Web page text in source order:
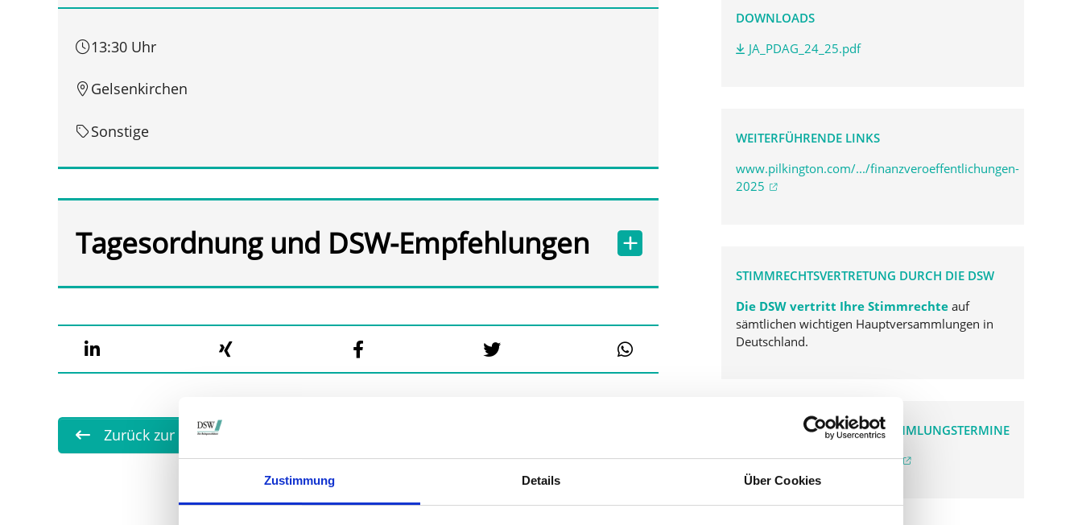
Zustimmung Details Über Cookies
13:30 Uhr
Gelsenkirchen
Sonstige
Tagesordnung und DSW-Empfehlungen
Zurück zur Übersicht
DOWNLOADS
JA_PDAG_24_25.pdf
WEITERFÜHRENDE LINKS
www.pilkington.com/.../finanzveroeffentlichungen-
2025
STIMMRECHTSVERTRETUNG DURCH DIE DSW
Die DSW vertritt Ihre Stimmrechte auf
sämtlichen wichtigen Hauptversammlungen in
Deutschland.
VERGANGENE HAUPTVERSAMMLUNGSTERMINE
archiv.hauptversammlung.de